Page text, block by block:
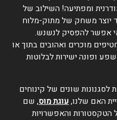
ומפתיעה! השילוב של
יוצר משחק של מתוק-מלוח
אפשר להפסיק לנשנש.
מוכרים ואהובים בתוך או
ופונה ישירות לבלוטות
שונים של קינוחים
האם שלנו, עוגת מוס, שם
הטקסטורות והאפשרויות